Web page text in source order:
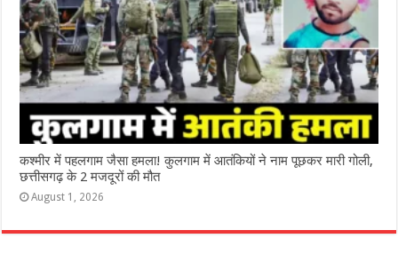
कश्‍मीर में पहलगाम जैसा हमला! कुलगाम में आतंकियों ने नाम पूछकर मारी गोली,
छत्तीसगढ़ के 2 मजदूरों की मौत
August 1, 2026